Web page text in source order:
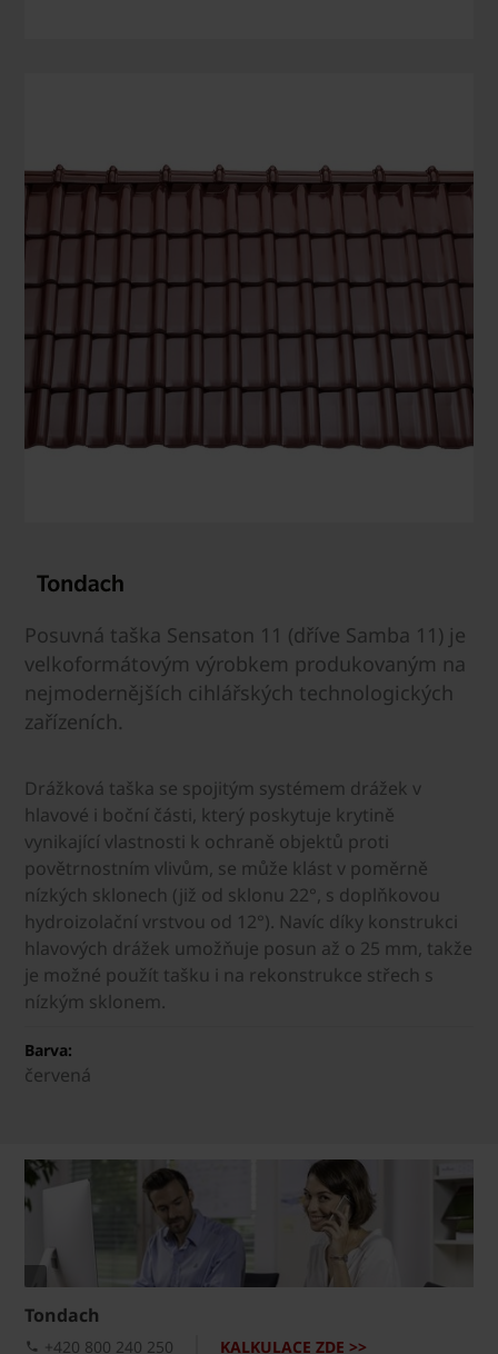
Posuvná taška Sensaton 11 (dříve Samba 11) je
velkoformátovým výrobkem produkovaným na
nejmodernějších cihlářských technologických
zařízeních.
Drážková taška se spojitým systémem drážek v
hlavové i boční části, který poskytuje krytině
vynikající vlastnosti k ochraně objektů proti
povětrnostním vlivům, se může klást v poměrně
nízkých sklonech (již od sklonu 22°, s doplňkovou
hydroizolační vrstvou od 12°). Navíc díky konstrukci
hlavových drážek umožňuje posun až o 25 mm, takže
je možné použít tašku i na rekonstrukce střech s
nízkým sklonem.
Barva:
červená
Tondach
KALKULACE ZDE >>
+420 800 240 250